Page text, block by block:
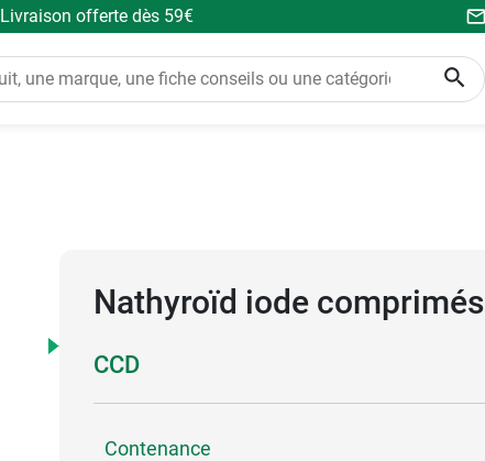
Livraison offerte dès 59€
Nathyroïd iode comprimés
CCD
Contenance